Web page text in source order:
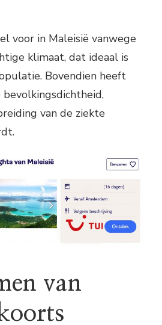
voor in Maleisië vanwege
klimaat, dat ideaal is
Bovendien heeft
van de ziekte
van